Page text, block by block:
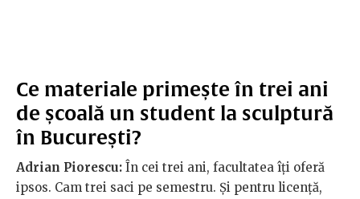
Ce materiale primește în trei ani
de școală un student la sculptură
în București?
Adrian Piorescu: În cei trei ani, facultatea îți oferă
ipsos. Cam trei saci pe semestru. Și pentru licență,